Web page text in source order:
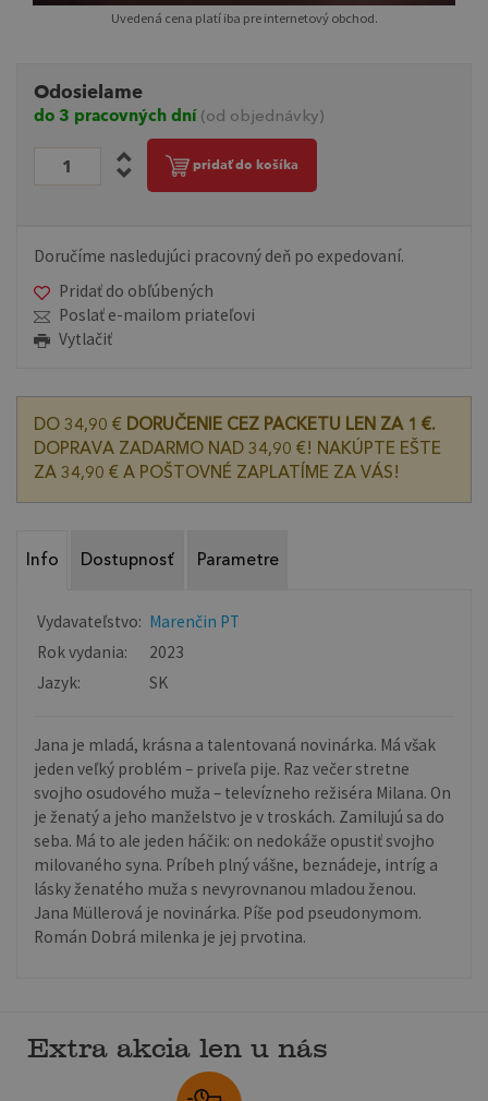
Uvedená cena platí iba pre internetový obchod.
Odosielame
do 3 pracovných dní (od objednávky)
pridať do košíka
Doručíme nasledujúci pracovný deň po expedovaní.
Pridať do obľúbených
Poslať e-mailom priateľovi
Vytlačiť
DO 34,90 € DORUČENIE CEZ PACKETU LEN ZA 1 €.
DOPRAVA ZADARMO NAD 34,90 €! NAKÚPTE EŠTE
ZA 34,90 € A POŠTOVNÉ ZAPLATÍME ZA VÁS!
Info Dostupnosť Parametre
Vydavateľstvo: Marenčin PT
Rok vydania:
2023
Jazyk:
SK
Jana je mladá, krásna a talentovaná novinárka. Má však
jeden veľký problém – priveľa pije. Raz večer stretne
svojho osudového muža – televízneho režiséra Milana. On
je ženatý a jeho manželstvo je v troskách. Zamilujú sa do
seba. Má to ale jeden háčik: on nedokáže opustiť svojho
milovaného syna. Príbeh plný vášne, beznádeje, intríg a
lásky ženatého muža s nevyrovnanou mladou ženou.
Jana Müllerová je novinárka. Píše pod pseudonymom.
Román Dobrá milenka je jej prvotina.
Extra akcia len u nás